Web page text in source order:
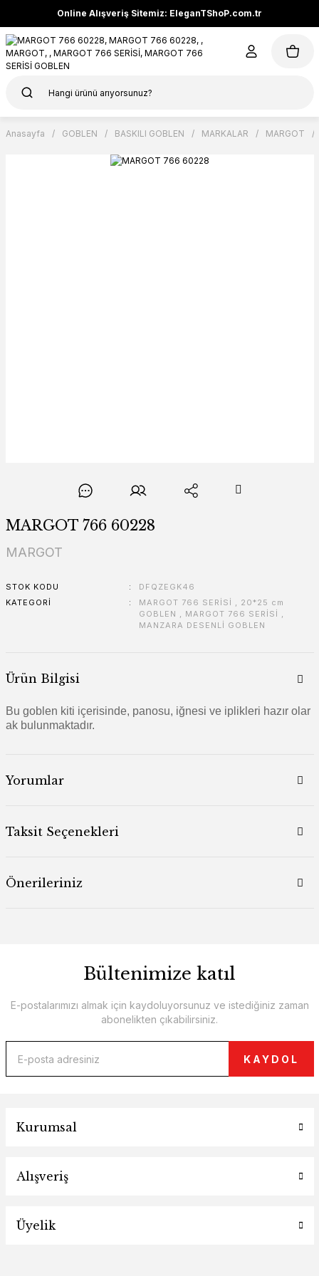
Online Alışveriş Sitemiz: EleganTShoP.com.tr
Anasayfa GOBLEN BASKILI GOBLEN MARKALAR MARGOT
MARGOT 766 60228
MARGOT
STOK KODU
DFQZEGK46
KATEGORI
MARGOT 766 SERİSİ , 20*25 cm
GOBLEN , MARGOT 766 SERİSİ ,
MANZARA DESENLİ GOBLEN
Ürün Bilgisi
Bu goblen kiti içerisinde, panosu, iğnesi ve iplikleri hazır olar
ak bulunmaktadır.
Yorumlar
Taksit Seçenekleri
Önerileriniz
Bültenimize katıl
E-postalarımızı almak için kaydoluyorsunuz ve istediğiniz zaman
abonelikten çıkabilirsiniz.
KAYDOL
Kurumsal
Alışveriş
Üyelik